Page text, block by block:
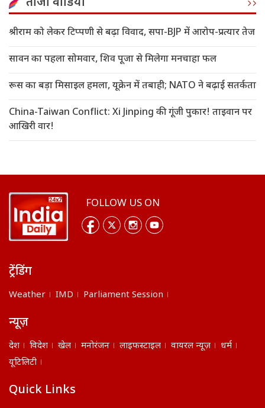
श्रीराम को लेकर टिप्पणी से बढ़ा विवाद, सपा-BJP में आरोप-प्रत्यार तेज
सावन का पहला सोमवार, शिव पूजा से मिलेगा मनचाहा फल
रूस का बड़ा मिसाइल हमला, यूक्रेन में तबाही; NATO ने बढ़ाई सतर्कता
China-Taiwan Conflict: Xi Jinping की गूंजी पुकार! ताइवान पर
आखिरी वार!
FOLLOW US ON
ट्रेंडिंग
Weather IMD Parliament Session
न्यूज़
देश विदेश खेल मनोरंजन लाइफस्टाइल वायरल न्यूज़
धर्म
यूटिलिटी
Quick Links